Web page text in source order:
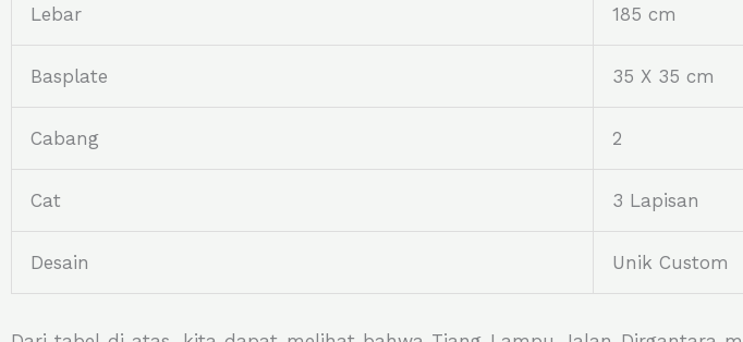
Lebar 185 cm
Basplate 35 X 35 cm
Cabang 2
Cat 3 Lapisan
Desain Unik Custom